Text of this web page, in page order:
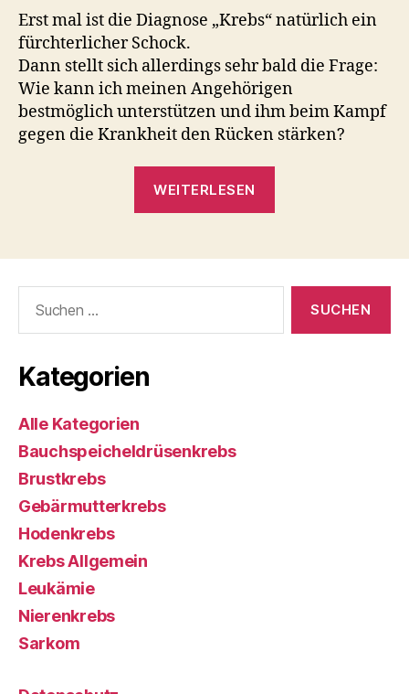
Angehörigen
Erst mal ist die Diagnose „Krebs“ natürlich ein
fürchterlicher Schock.
Dann stellt sich allerdings sehr bald die Frage:
Wie kann ich meinen Angehörigen
bestmöglich unterstützen und ihm beim Kampf
gegen die Krankheit den Rücken stärken?
WEITERLESEN
nach:
Kategorien
Alle Kategorien
Bauchspeicheldrüsenkrebs
Brustkrebs
Gebärmutterkrebs
Hodenkrebs
Krebs Allgemein
Leukämie
Nierenkrebs
Sarkom